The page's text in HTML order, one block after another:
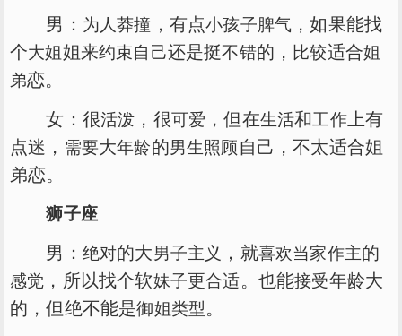
男： 为人莽撞 ，有点小孩子脾气 ，如果能找
个大姐姐来约束自己还是挺不错的， 比较适合姐
弟恋。
女：很活泼 ，很可爱 ，但在生活和工作上有
点迷， 需要大年龄的男生照顾自己，不太适合姐
弟恋。
狮子座
男： 绝对的大男子主义 ，就喜欢当家作主的
感觉 ，所以找个软妹子更合适。也能接受年龄大
的，但绝不能是御姐类型。